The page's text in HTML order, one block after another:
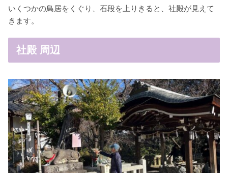
いくつかの鳥居をくぐり、石段を上りきると、社殿が見えて
きます。
社殿 周辺